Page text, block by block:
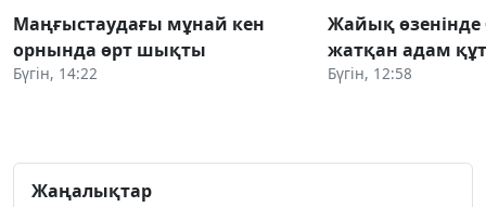
Маңғыстаудағы мұнай кен
орнында өрт шықты
Бүгін, 14:22
Жайық өзенінде
жатқан адам
Бүгін, 12:58
Жаңалықтар